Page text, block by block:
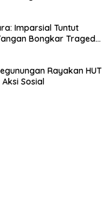
Imparsial Tuntut
Bongkar Tragedi
Rayakan HUT
Sosial